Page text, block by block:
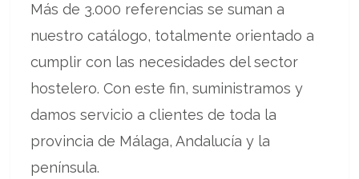
Más de 3.000 referencias se suman a
nuestro catálogo, totalmente orientado a
cumplir con las necesidades del sector
hostelero. Con este fin, suministramos y
damos servicio a clientes de toda la
provincia de Málaga, Andalucía y la
península.